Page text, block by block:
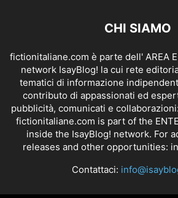
CHI SIAMO
fictionitaliane.com è parte dell' AREA
network IsayBlog! la cui rete
tematici di informazione
contributo di appassionati ed
pubblicità, comunicati e collaborazioni:
fictionitaliane.com is part of the
inside the IsayBlog! network. For
releases and other opportunities:
Contattaci: